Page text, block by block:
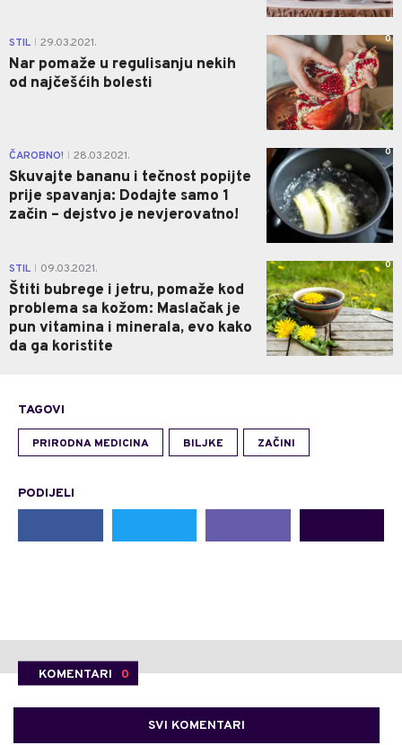
STIL 29.03.2021.
Nar pomaže u regulisanju nekih
od najčešćih bolesti
0
ČAROBNO! 28.03.2021.
Skuvajte bananu i tečnost popijte
prije spavanja: Dodajte samo 1
začin – dejstvo je nevjerovatno!
0
STIL 09.03.2021.
Štiti bubrege i jetru, pomaže kod
problema sa kožom: Maslačak je
pun vitamina i minerala, evo kako
da ga koristite
0
TAGOVI
PRIRODNA MEDICINA BILJKE ZAČINI
PODIJELI
KOMENTARI 0
SVI KOMENTARI